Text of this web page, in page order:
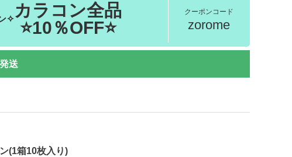
✧ カラコン全品
⭐10％OFF⭐
クーポンコード
zorome
送
(1箱10枚入り)